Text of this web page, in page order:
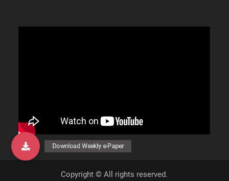
Copyright © All rights reserved.